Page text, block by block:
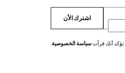
اشترك الأن
تؤكد أنك قرأتسياسة الخصوصية.